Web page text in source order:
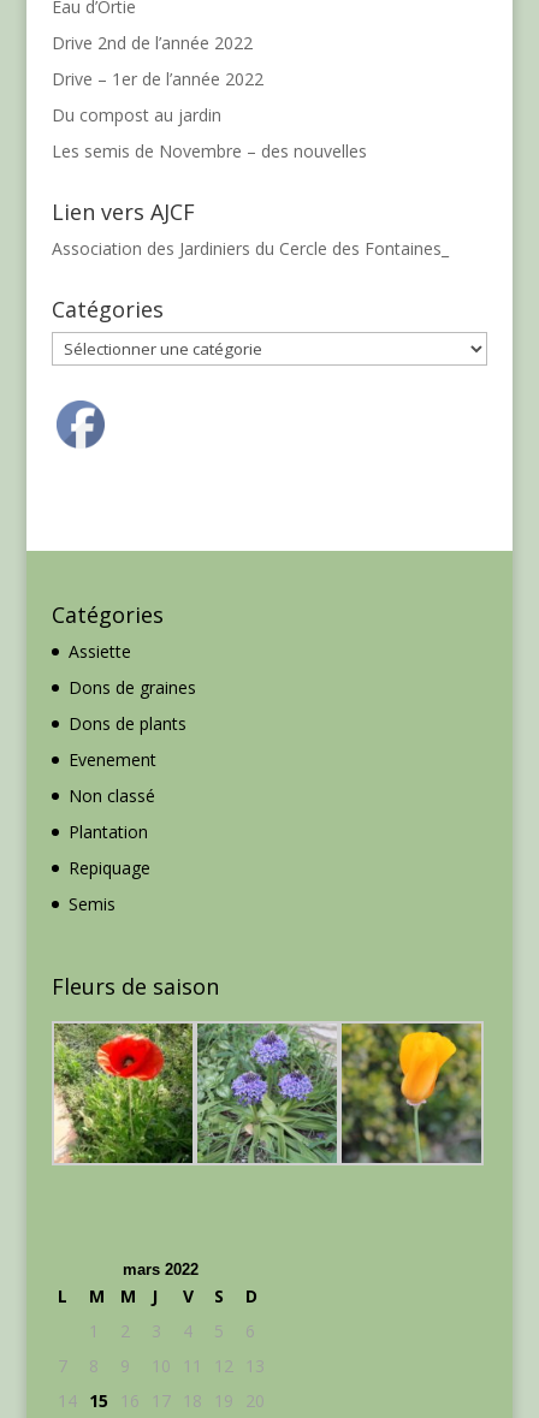
Eau d’Ortie
Drive 2nd de l’année 2022
Drive – 1er de l’année 2022
Du compost au jardin
Les semis de Novembre – des nouvelles
Lien vers AJCF
Association des Jardiniers du Cercle des Fontaines_
Catégories
Catégories
Catégories
Assiette
Dons de graines
Dons de plants
Evenement
Non classé
Plantation
Repiquage
Semis
Fleurs de saison
mars 2022
L M M J V S
D
1
2 3 4 5
6
7
8 9 10 11 12
13
14
15 16 17 18 19 20